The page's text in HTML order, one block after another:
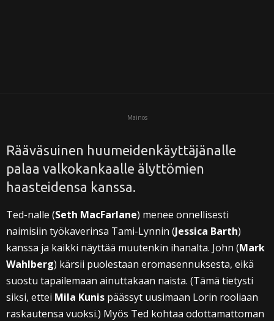
Mainos
Rääväsuinen huumeidenkäyttäjänalle
palaa valkokankaalle älyttömien
haasteidensa kanssa.
Ted-nalle (Seth MacFarlane) menee onnellisesti
naimisiin työkaverinsa Tami-Lynnin (Jessica Barth)
kanssa ja kaikki näyttää muutenkin ihanalta. John (Mark
Wahlberg) kärsii puolestaan eromasennuksesta, eikä
suostu tapailemaan ainuttakaan naista. (Tämä tietysti
siksi, ettei Mila Kunis päässyt uusimaan Lorin rooliaan
raskautensa vuoksi.) Myös Ted kohtaa odottamattoman